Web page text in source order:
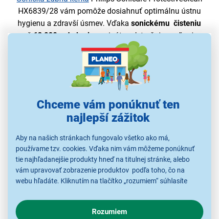
Chceme vám ponúknuť ten
najlepší zážitok
Aby na našich stránkach fungovalo všetko ako má,
používame tzv. cookies. Vďaka nim vám môžeme ponúknuť
tie najhľadanejšie produkty hneď na titulnej stránke, alebo
vám upravovať zobrazenie produktov podľa toho, čo na
webu hľadáte. Kliknutím na tlačítko „rozumiem“ súhlasíte
o chovaní na webe pre zobrazovaní cielených reklám.
V prípade že vás zaujímajú detaily, ako u nás s cookies a
Rozumiem
HX6839/28 vám pomôže dosiahnuť optimálnu ústnu
hygienu a zdravší úsmev. Vďakasonickému čisteniu
s až62 000 pohybmiza minútu odstraňuje oveľa viac
povlaku ako manuálna zubná kefka. Kefka pravidelne
medzi zuby a jej stery narušujú a
následne zotrú povlak, vďaka čomu zabezpečí
každodenné výnimočné čistenie.